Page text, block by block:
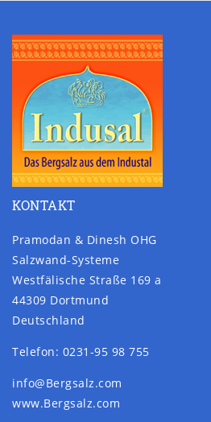
KONTAKT
Pramodan & Dinesh OHG
Salzwand-Systeme
Westfälische Straße 169 a
44309 Dortmund
Deutschland
Telefon: 0231-95 98 755
info@Bergsalz.com
www.Bergsalz.com